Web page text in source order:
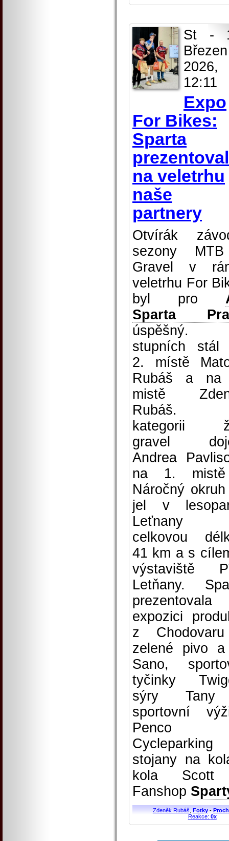
St -
Březen
2026,
12:11
Expo
For Bikes:
Sparta
na veletrhu
naše
partnery
Otvírák
sezony
Gravel v
veletrhu For
byl pro
Sparta
úspěšný.
stupních stál
2. místě
Rubáš a na
mistě
Rubáš.
kategorii
gravel
Andrea
na 1.
Náročný
jel v
Leťnany
celkovou
41 km a s
výstaviště
Letňany.
expozici
z
zelené pivo
Sano,
tyčinky
sýry
sportovní
Cycleparking
stojany na
kola
Fanshop
Zdeněk Rubáš Fotky-
Reakce: 0x